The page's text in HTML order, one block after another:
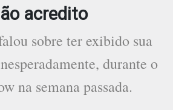
acredito
sobre ter exibido sua
durante o
na semana passada.